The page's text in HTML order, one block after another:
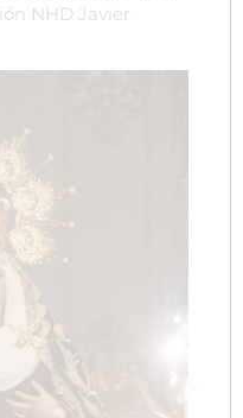
NHD Javier